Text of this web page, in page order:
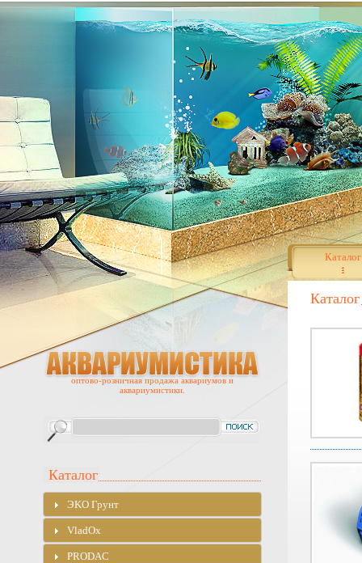
Каталог
Каталог
оптово-розничная продажа аквариумов и
аквариумистики.
Каталог
ЭKO Грунт
VladOx
PRODAC